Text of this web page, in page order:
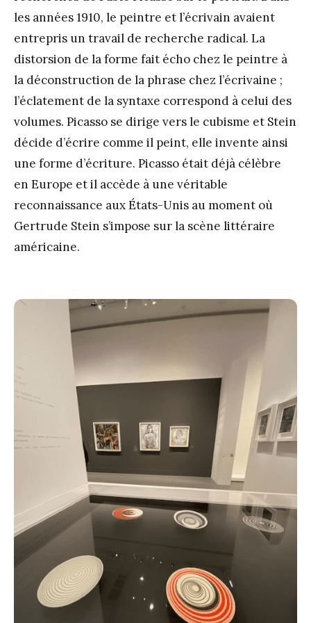
les années 1910, le peintre et l’écrivain avaient
entrepris un travail de recherche radical. La
distorsion de la forme fait écho chez le peintre à
la déconstruction de la phrase chez l’écrivaine ;
l’éclatement de la syntaxe correspond à celui des
volumes. Picasso se dirige vers le cubisme et Stein
décide d’écrire comme il peint, elle invente ainsi
une forme d’écriture. Picasso était déjà célèbre
en Europe et il accède à une véritable
reconnaissance aux États-Unis au moment où
Gertrude Stein s’impose sur la scène littéraire
américaine.